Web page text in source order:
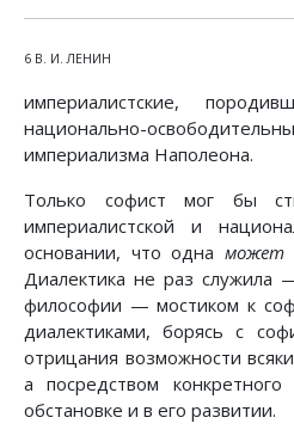
6 В. И. ЛЕНИН
империалистские,
национально-
империализма Наполеона.
Только софист мог бы
империалистской и
основании, что одна может
Диалектика не раз служила
философии — мостиком к
диалектиками, борясь с
отрицания возможности
а посредством
обстановке и в его развитии.